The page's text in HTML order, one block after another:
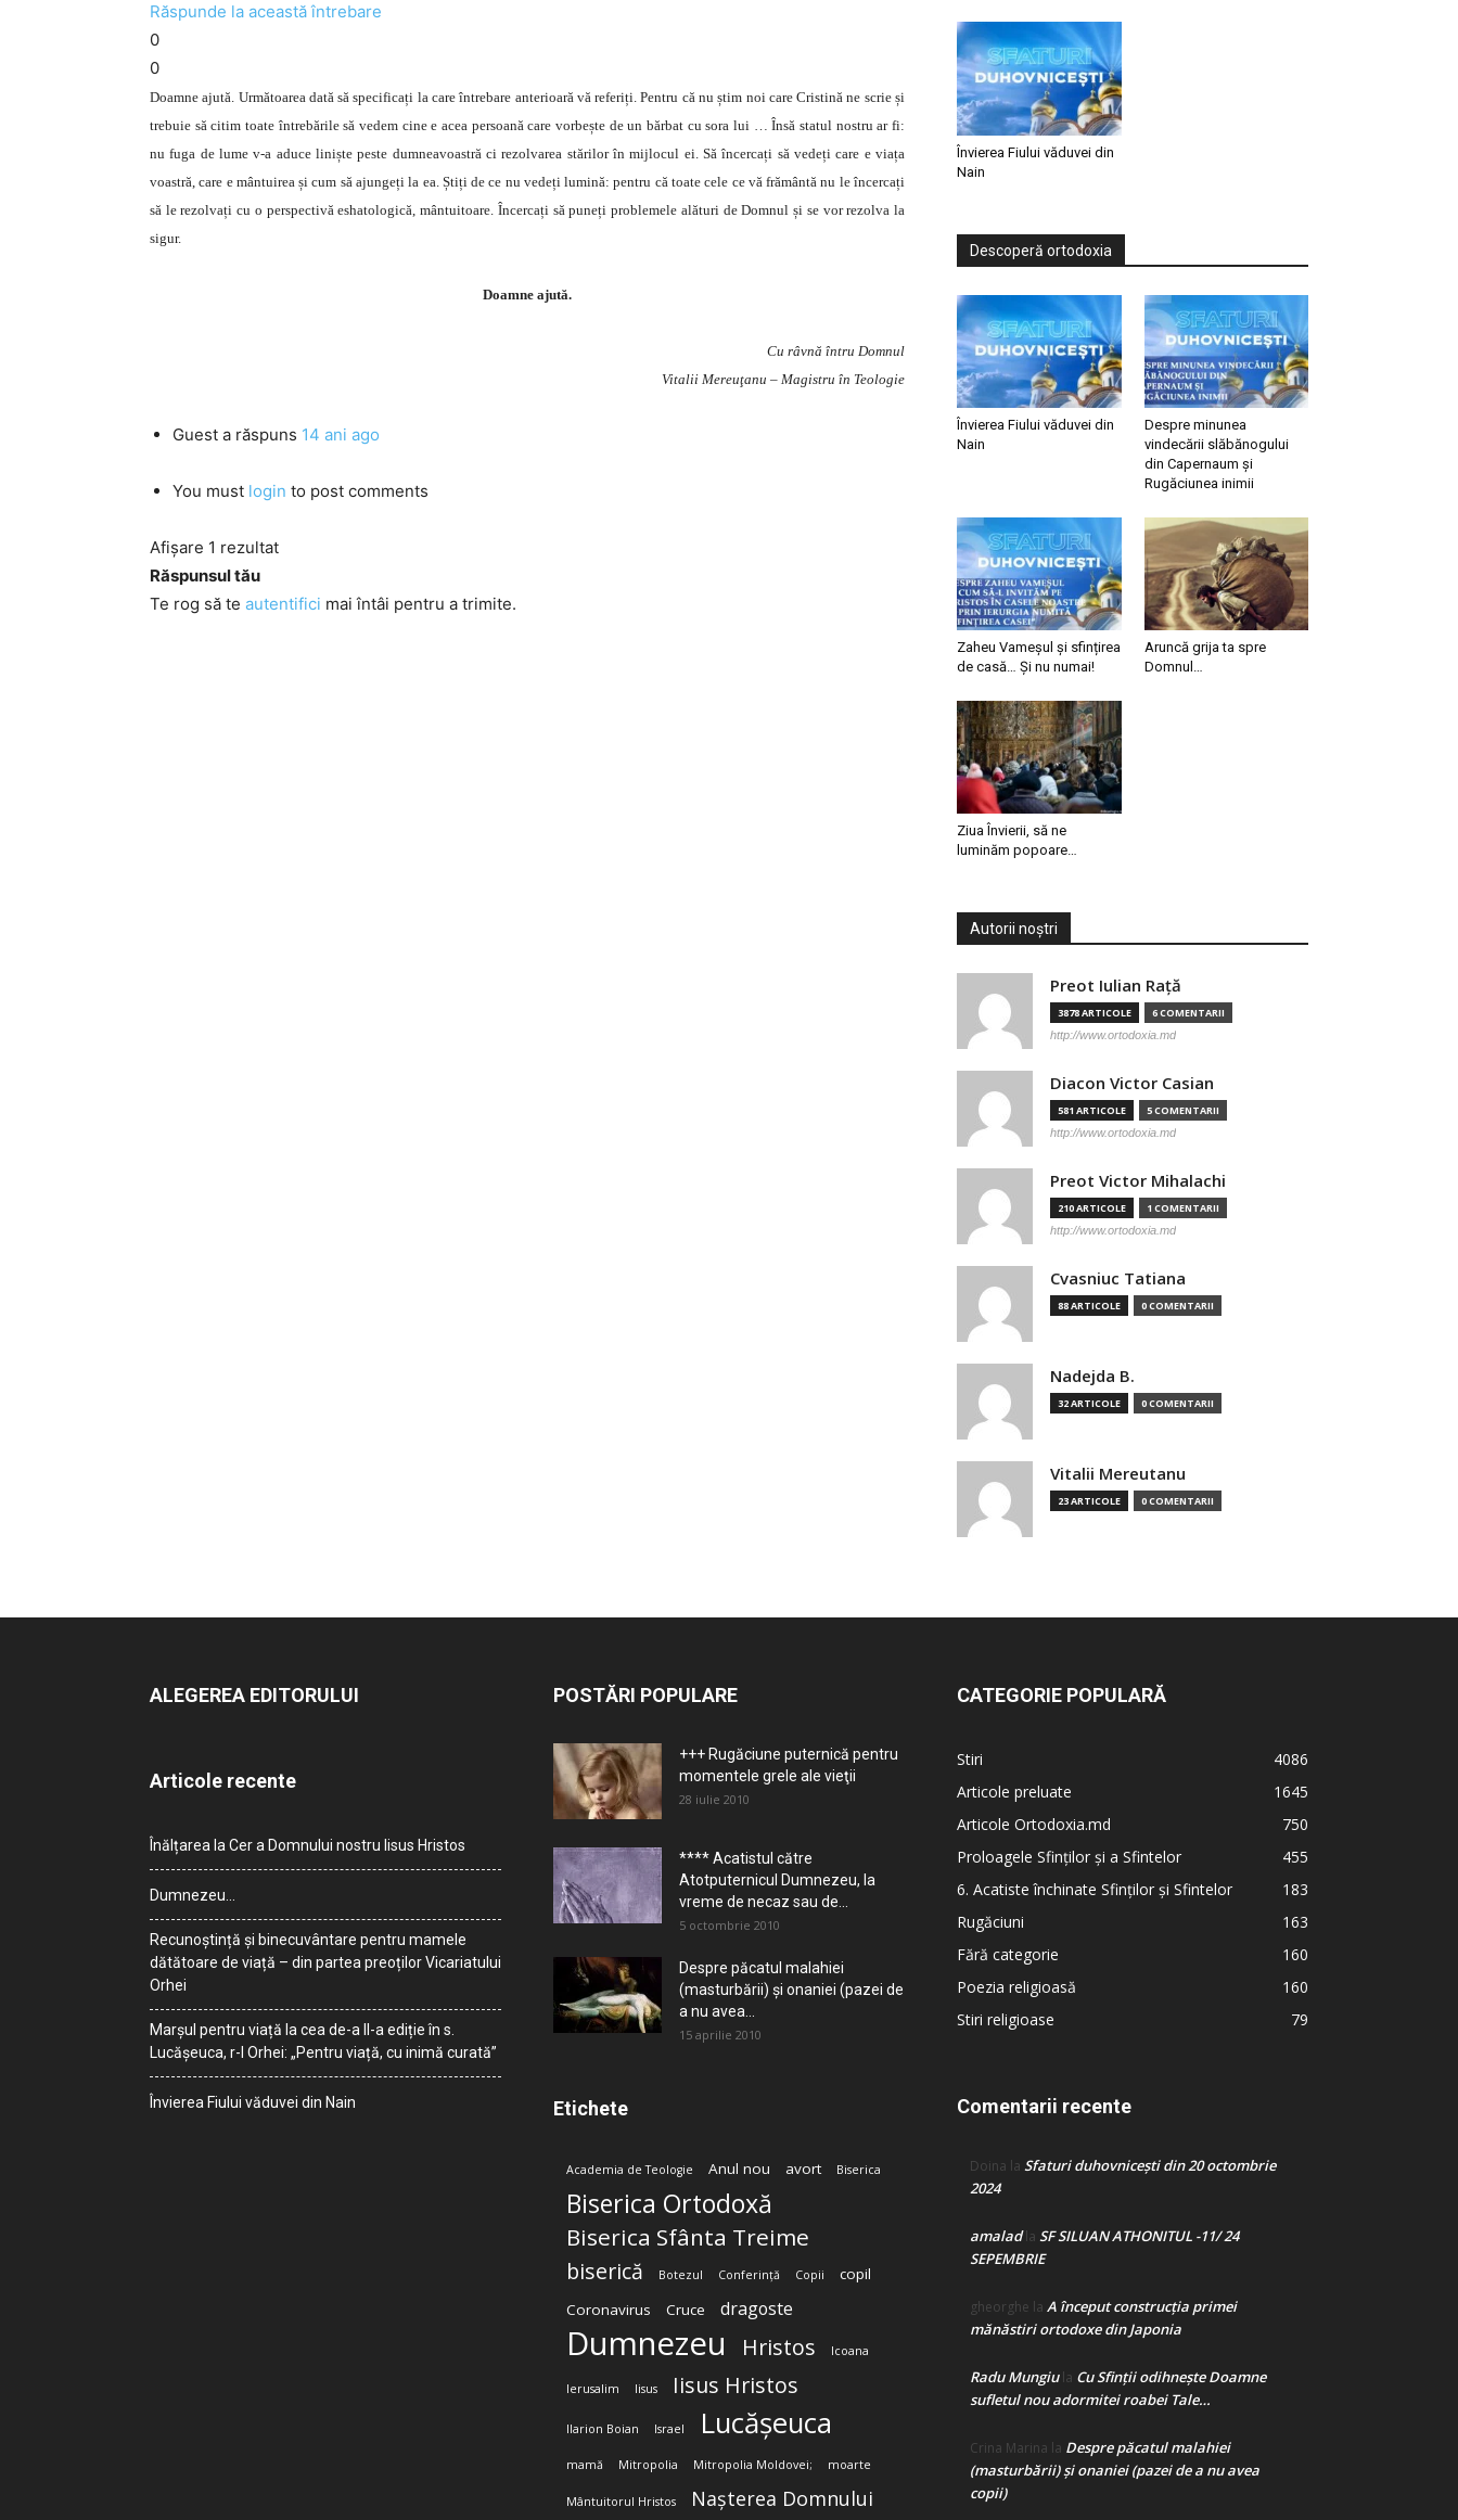
Răspunde la această întrebare
0
0
Doamne ajută. Următoarea dată să specificați la care întrebare anterioară vă referiți. Pentru că nu știm noi care Cristină ne scrie și
trebuie să citim toate întrebările să vedem cine e acea persoană care vorbește de un bărbat cu sora lui … Însă statul nostru ar fi:
nu fuga de lume v-a aduce liniște peste dumneavoastră ci rezolvarea stărilor în mijlocul ei. Să încercați să vedeți care e viața
voastră, care e mântuirea și cum să ajungeți la ea. Știți de ce nu vedeți lumină: pentru că toate cele ce vă frământă nu le încercați
să le rezolvați cu o perspectivă eshatologică, mântuitoare. Încercați să puneți problemele alături de Domnul și se vor rezolva la
sigur.
Doamne ajută.
Cu râvnă întru Domnul
Vitalii Mereuţanu – Magistru în Teologie
Guest a răspuns 14 ani ago
You must login to post comments
Afișare 1 rezultat
Răspunsul tău
Te rog să te autentifici mai întâi pentru a trimite.
Învierea Fiului văduvei din
Nain
Descoperă ortodoxia
Învierea Fiului văduvei din
Nain
Despre minunea
vindecării slăbănogului
din Capernaum și
Rugăciunea inimii
Zaheu Vameșul și sfințirea
de casă… Și nu numai!
Aruncă grija ta spre
Domnul…
Ziua Învierii, să ne
luminăm popoare…
Autorii noștri
Preot Iulian Raţă
3878 ARTICOLE 6 COMENTARII
http://www.ortodoxia.md
Diacon Victor Casian
581 ARTICOLE 5 COMENTARII
http://www.ortodoxia.md
Preot Victor Mihalachi
210 ARTICOLE 1 COMENTARII
http://www.ortodoxia.md
Cvasniuc Tatiana
88 ARTICOLE 0 COMENTARII
Nadejda B.
32 ARTICOLE 0 COMENTARII
Vitalii Mereutanu
23 ARTICOLE 0 COMENTARII
ALEGEREA EDITORULUI
Articole recente
Înălțarea la Cer a Domnului nostru Iisus Hristos
Dumnezeu…
Recunoștință și binecuvântare pentru mamele
dătătoare de viață – din partea preoților Vicariatului
Orhei
Marșul pentru viață la cea de-a II-a ediție în s.
Lucășeuca, r-l Orhei: „Pentru viață, cu inimă curată”
Învierea Fiului văduvei din Nain
POSTĂRI POPULARE
+++ Rugăciune puternică pentru
momentele grele ale vieţii
28 iulie 2010
**** Acatistul către
Atotputernicul Dumnezeu, la
vreme de necaz sau de...
5 octombrie 2010
Despre păcatul malahiei
(masturbării) şi onaniei (pazei de
a nu avea...
15 aprilie 2010
Etichete
Academia de Teologie Anul nou avort Biserica
Biserica Ortodoxă
Biserica Sfânta Treime
biserică Botezul Conferință Copii
copil
Coronavirus
Cruce dragoste
Dumnezeu Hristos Icoana
Ierusalim Iisus Iisus Hristos
Ilarion Boian Israel Lucășeuca
mamă Mitropolia Mitropolia Moldovei; moarte
Mântuitorul Hristos Nașterea Domnului
CATEGORIE POPULARĂ
Stiri
4086
Articole preluate
1645
Articole Ortodoxia.md
750
Proloagele Sfinților și a Sfintelor
455
6. Acatiste închinate Sfinților și Sfintelor
183
Rugăciuni
163
Fără categorie
160
Poezia religioasă
160
Stiri religioase
79
Comentarii recente
Doina la Sfaturi duhovnicești din 20 octombrie
2024
amaladla SF SILUAN ATHONITUL -11/ 24
SEPEMBRIE
gheorghe la A început construcţia primei
mănăstiri ortodoxe din Japonia
Radu Mungiula Cu Sfinții odihnește Doamne
sufletul nou adormitei roabei Tale…
Crina Marina la Despre păcatul malahiei
(masturbării) şi onaniei (pazei de a nu avea
copii)